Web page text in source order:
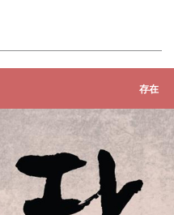
存在